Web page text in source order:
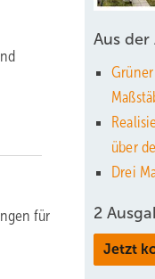
für
Aus der
über
Drei
2
Jetzt